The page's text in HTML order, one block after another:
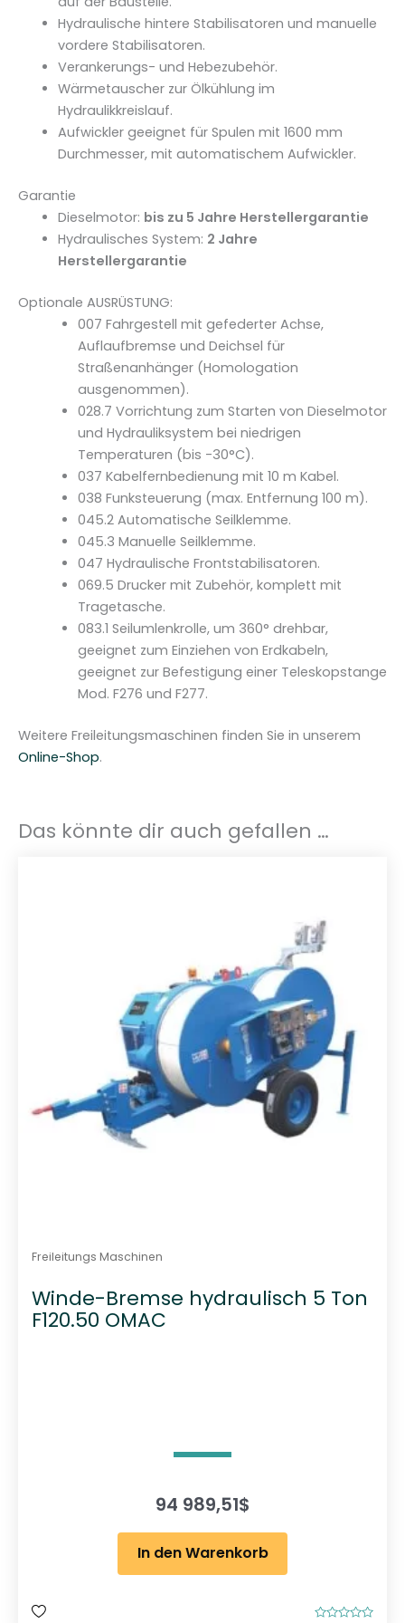
Hydraulische hintere Stabilisatoren und manuelle
vordere Stabilisatoren.
Verankerungs- und Hebezubehör.
Wärmetauscher zur Ölkühlung im
Hydraulikkreislauf.
Aufwickler geeignet für Spulen mit 1600 mm
Durchmesser, mit automatischem Aufwickler.
Garantie
Dieselmotor: bis zu 5 Jahre Herstellergarantie
Hydraulisches System: 2 Jahre
Herstellergarantie
Optionale AUSRÜSTUNG:
007 Fahrgestell mit gefederter Achse,
Auflaufbremse und Deichsel für
Straßenanhänger (Homologation
ausgenommen).
028.7 Vorrichtung zum Starten von Dieselmotor
und Hydrauliksystem bei niedrigen
Temperaturen (bis -30°C).
037 Kabelfernbedienung mit 10 m Kabel.
038 Funksteuerung (max. Entfernung 100 m).
045.2 Automatische Seilklemme.
045.3 Manuelle Seilklemme.
047 Hydraulische Frontstabilisatoren.
069.5 Drucker mit Zubehör, komplett mit
Tragetasche.
083.1 Seilumlenkrolle, um 360° drehbar,
geeignet zum Einziehen von Erdkabeln,
geeignet zur Befestigung einer Teleskopstange
Mod. F276 und F277.
Weitere Freileitungsmaschinen finden Sie in unserem
Online-Shop.
Das könnte dir auch gefallen …
Freileitungs Maschinen
Winde-Bremse hydraulisch 5 Ton
F120.50 OMAC
94 989,51$
In den Warenkorb